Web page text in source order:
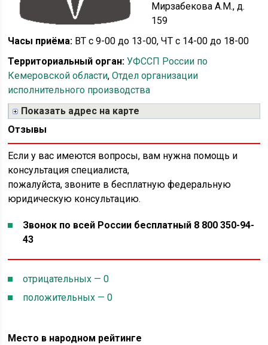
Мирзабекова А.М., д.
159
Часы приёма: ВТ с 9-00 до 13-00, ЧТ с 14-00 до 18-00
Территориальный орган: УФССП России по
Кемеровской области,Отдел организации
исполнительного производства
Показать адрес на карте
Отзывы
Если у вас имеются вопросы, вам нужна помощь и
консультация специалиста,
пожалуйста, звоните в бесплатную федеральную
юридическую консультацию.
Звонок по всей России бесплатный 8 800 350-94-
43
отрицательных — 0
положительных — 0
Место в народном рейтинге